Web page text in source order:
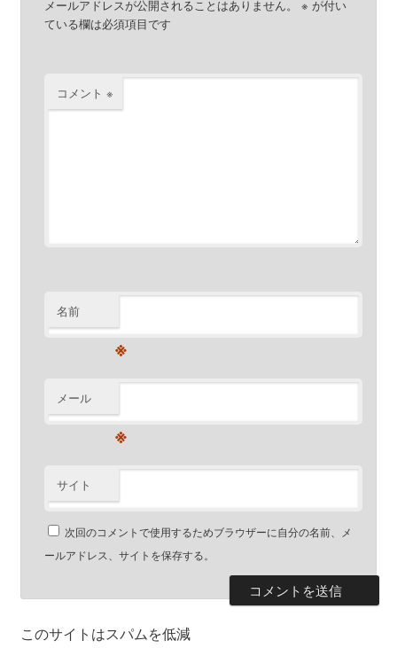
メールアドレスが公開されることはありません。 ※ が付い
ている欄は必須項目です
コメント ※
名前
※
メール
※
サイト
次回のコメントで使用するためブラウザーに自分の名前、メ
ールアドレス、サイトを保存する。
このサイトはスパムを低減